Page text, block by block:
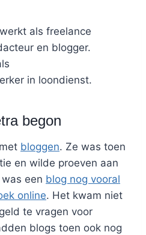
als freelance
en blogger.
in loondienst.
begon
bloggen. Ze was toen
en wilde proeven aan
een blog nog vooral
online. Het kwam niet
te vragen voor
blogs toen ook nog